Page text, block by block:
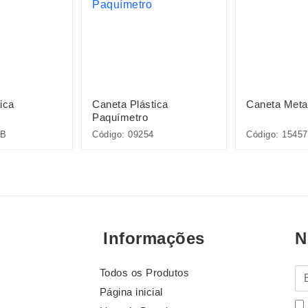
Caneta Plástica
Paquímetro
Código: 09254
Caneta
Código: 15457
Informações
Todos os Produtos
Página inicial